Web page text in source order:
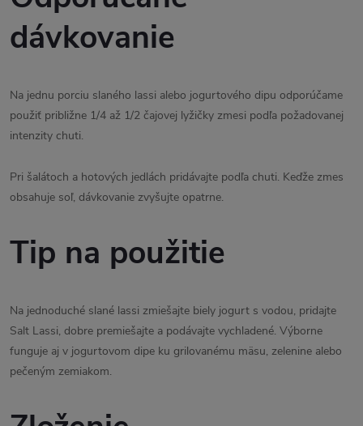
dávkovanie
Na jednu porciu slaného lassi alebo jogurtového dipu odporúčame
použiť približne 1/4 až 1/2 čajovej lyžičky zmesi podľa požadovanej
intenzity chuti.
Pri šalátoch a hotových jedlách pridávajte podľa chuti. Keďže zmes
obsahuje soľ, dávkovanie zvyšujte opatrne.
Tip na použitie
Na jednoduché slané lassi zmiešajte biely jogurt s vodou, pridajte
Salt Lassi, dobre premiešajte a podávajte vychladené. Výborne
funguje aj v jogurtovom dipe ku grilovanému mäsu, zelenine alebo
pečeným zemiakom.